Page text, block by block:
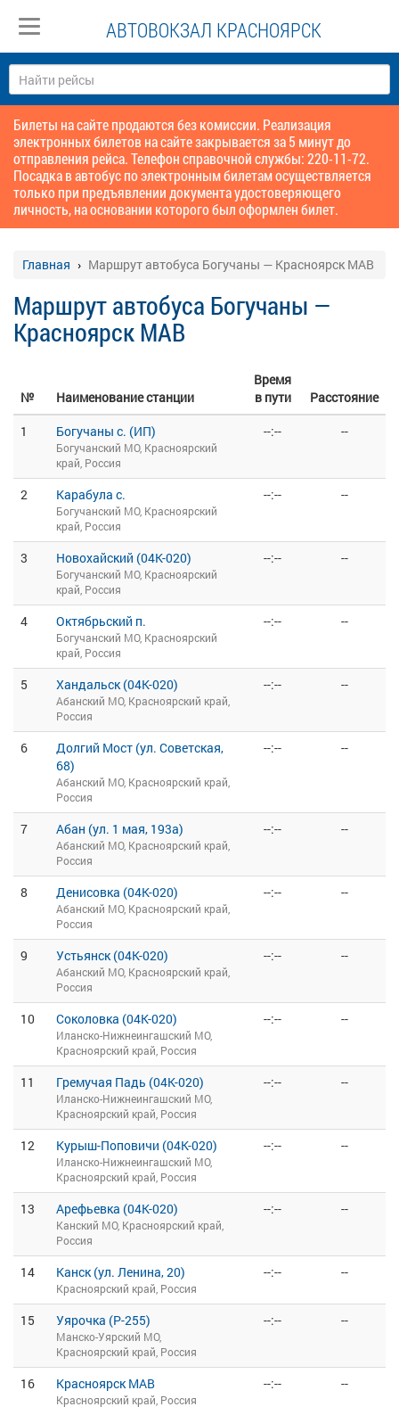
АВТОВОКЗАЛ КРАСНОЯРСК
Билеты на сайте продаются без комиссии. Реализация
электронных билетов на сайте закрывается за 5 минут до
отправления рейса. Телефон справочной службы: 220-11-72.
Посадка в автобус по электронным билетам осуществляется
только при предъявлении документа удостоверяющего
личность, на основании которого был оформлен билет.
Главная Маршрут автобуса Богучаны — Красноярск МАВ
Маршрут автобуса Богучаны —
Красноярск МАВ
№ Наименование станции
Время
в пути
Расстояние
1
Богучаны с. (ИП)
Богучанский МО, Красноярский
край, Россия
--:-- --
2 Карабула с.
Богучанский МО, Красноярский
край, Россия
--:-- --
3 Новохайский (04К-020)
Богучанский МО, Красноярский
край, Россия
--:-- --
4 Октябрьский п.
Богучанский МО, Красноярский
край, Россия
--:-- --
5 Хандальск (04К-020)
Абанский МО, Красноярский край,
Россия
--:-- --
6
Долгий Мост (ул. Советская,
68)
Абанский МО, Красноярский край,
Россия
--:-- --
7 Абан (ул. 1 мая, 193а)
Абанский МО, Красноярский край,
Россия
--:-- --
8 Денисовка (04К-020)
Абанский МО, Красноярский край,
Россия
--:-- --
9 Устьянск (04К-020)
Абанский МО, Красноярский край,
Россия
--:-- --
10 Соколовка (04К-020)
Иланско-Нижнеингашский МО,
Красноярский край, Россия
--:-- --
11 Гремучая Падь (04К-020)
Иланско-Нижнеингашский МО,
Красноярский край, Россия
--:-- --
12 Курыш-Поповичи (04К-020)
Иланско-Нижнеингашский МО,
Красноярский край, Россия
--:-- --
13 Арефьевка (04К-020)
Канский МО, Красноярский край,
Россия
--:-- --
14 Канск (ул. Ленина, 20)
Красноярский край, Россия
--:-- --
15 Уярочка (Р-255)
Манско-Уярский МО,
Красноярский край, Россия
--:-- --
16 Красноярск МАВ
Красноярский край, Россия
--:-- --